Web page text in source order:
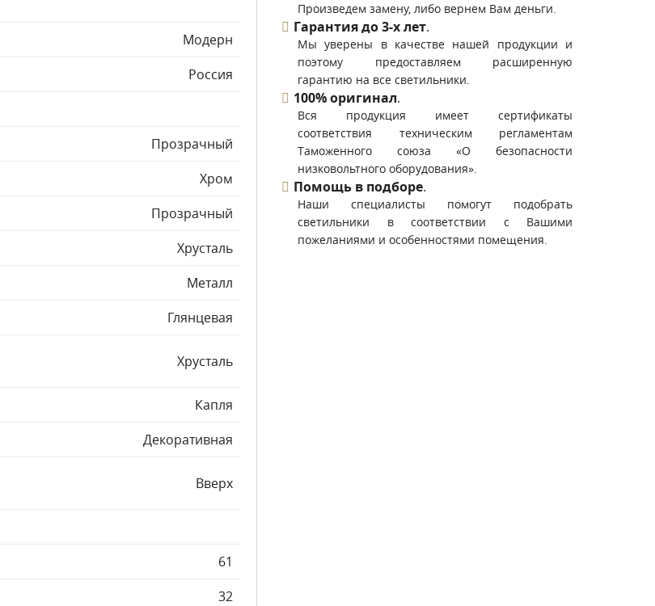
Модерн
Россия
Прозрачный
Хром
Прозрачный
Хрусталь
Металл
Глянцевая
Хрусталь
Капля
Декоративная
Вверх
61
32
Произведем замену, либо вернем Вам деньги.
Гарантия до 3-х лет.
Мы уверены в качестве нашей продукции и
поэтому предоставляем расширенную
гарантию на все светильники.
100% оригинал.
Вся продукция имеет сертификаты
соответствия техническим регламентам
Таможенного союза «О безопасности
низковольтного оборудования».
Помощь в подборе.
Наши специалисты помогут подобрать
светильники в соответствии с Вашими
пожеланиями и особенностями помещения.